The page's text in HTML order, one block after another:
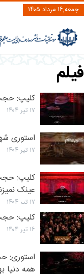
جمعه,۱۶ مرداد ۱۴۰۵
فیلم
کلیپ: حجت
۱۷ تیر ۱۴۰۴
استوری
۱۷ تیر ۱۴۰۴
کلیپ:
عینک
۱۷ تیر ۱۴۰۴
کلیپ:
۱۶ تیر ۱۴۰۴
استوری:
همه دنیا